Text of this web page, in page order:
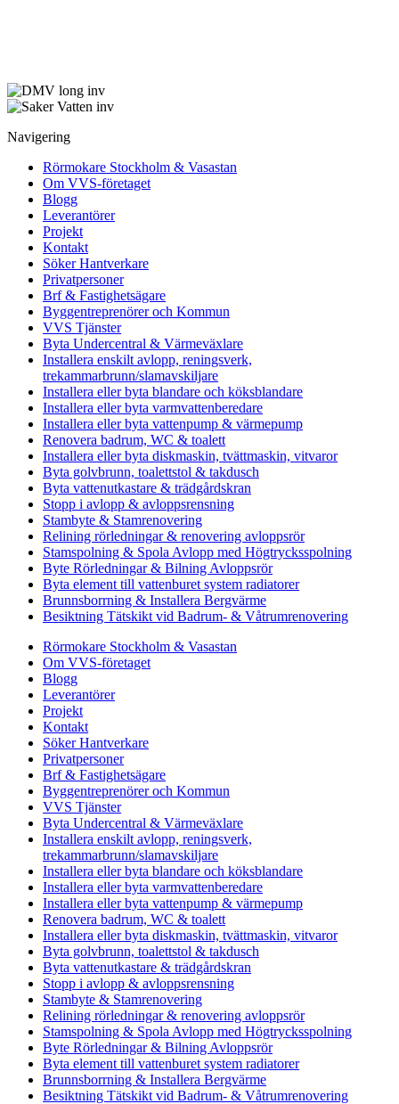
Navigering
Rörmokare Stockholm & Vasastan
Om VVS-företaget
Blogg
Leverantörer
Projekt
Kontakt
Söker Hantverkare
Privatpersoner
Brf & Fastighetsägare
Byggentreprenörer och Kommun
VVS Tjänster
Byta Undercentral & Värmeväxlare
Installera enskilt avlopp, reningsverk,
trekammarbrunn/slamavskiljare
Installera eller byta blandare och köksblandare
Installera eller byta varmvattenberedare
Installera eller byta vattenpump & värmepump
Renovera badrum, WC & toalett
Installera eller byta diskmaskin, tvättmaskin, vitvaror
Byta golvbrunn, toalettstol & takdusch
Byta vattenutkastare & trädgårdskran
Stopp i avlopp & avloppsrensning
Stambyte & Stamrenovering
Relining rörledningar & renovering avloppsrör
Stamspolning & Spola Avlopp med Högtrycksspolning
Byte Rörledningar & Bilning Avloppsrör
Byta element till vattenburet system radiatorer
Brunnsborrning & Installera Bergvärme
Besiktning Tätskikt vid Badrum- & Våtrumrenovering
Rörmokare Stockholm & Vasastan
Om VVS-företaget
Blogg
Leverantörer
Projekt
Kontakt
Söker Hantverkare
Privatpersoner
Brf & Fastighetsägare
Byggentreprenörer och Kommun
VVS Tjänster
Byta Undercentral & Värmeväxlare
Installera enskilt avlopp, reningsverk,
trekammarbrunn/slamavskiljare
Installera eller byta blandare och köksblandare
Installera eller byta varmvattenberedare
Installera eller byta vattenpump & värmepump
Renovera badrum, WC & toalett
Installera eller byta diskmaskin, tvättmaskin, vitvaror
Byta golvbrunn, toalettstol & takdusch
Byta vattenutkastare & trädgårdskran
Stopp i avlopp & avloppsrensning
Stambyte & Stamrenovering
Relining rörledningar & renovering avloppsrör
Stamspolning & Spola Avlopp med Högtrycksspolning
Byte Rörledningar & Bilning Avloppsrör
Byta element till vattenburet system radiatorer
Brunnsborrning & Installera Bergvärme
Besiktning Tätskikt vid Badrum- & Våtrumrenovering